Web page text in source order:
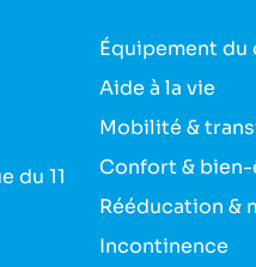
du 11
Équipement du
Aide à la vie
Mobilité &
Confort &
Rééducation &
Incontinence